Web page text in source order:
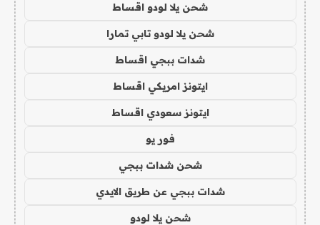
شحن يلا لودو اقساط
شحن يلا لودو تابي تمارا
شدات ببجي اقساط
ايتونز امريكي اقساط
ايتونز سعودي اقساط
فور يو
شحن شدات ببجي
شدات ببجي عن طريق الايدي
شحن يلا لودو